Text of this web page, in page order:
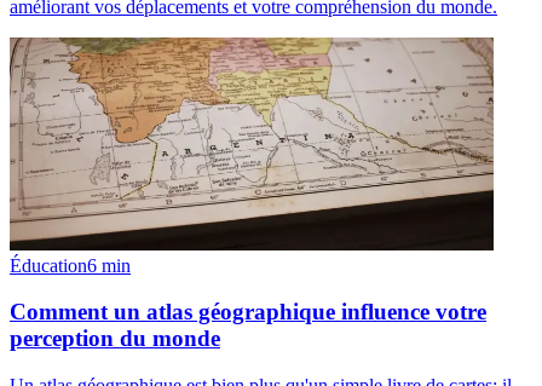
améliorant vos déplacements et votre compréhension du monde.
Éducation6 min
Comment un atlas géographique influence votre
perception du monde